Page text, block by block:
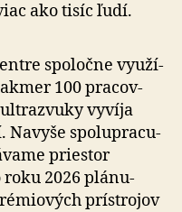
ako tisíc ľudí.
spo­ločne vyu­ží­
100 pra­cov­
vyvíja
Navyše spolu­pra­cu­
priestor
roku 2026 plá­nu­
prístrojov